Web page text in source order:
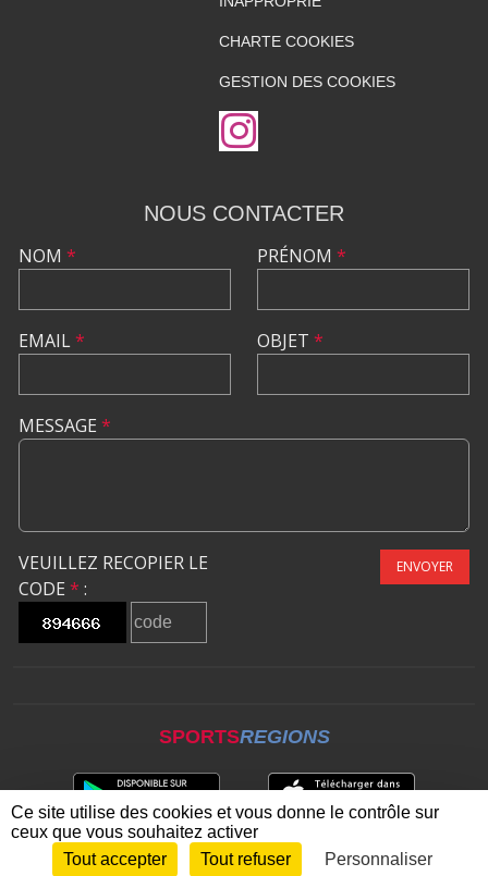
CHARTE COOKIES
GESTION DES COOKIES
NOUS CONTACTER
NOM *
EMAIL*
PRÉNOM *
OBJET *
MESSAGE *
VEUILLEZ RECOPIER LE
CODE * :
ENVOYER
SPORTSREGIONS
Envie de participer ? CONNEXION
Ce site utilise des cookies et vous donne le contrôle sur
ceux que vous souhaitez activer
Tout accepter
Tout refuser Personnaliser